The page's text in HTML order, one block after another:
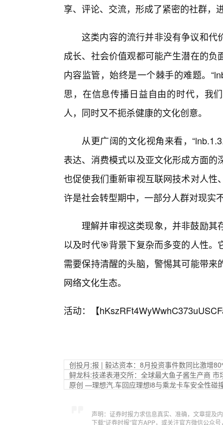
享、评论、交流，形成了紧密的社群，
这类内容的流行并非没有争议和代
成长、社会价值观都可能产生潜在的
内容监管，始终是一个棘手的难题。
思，在信息传播日益自由的时代，我
人，同时又不扼杀健康的文化创意。
从更广阔的文化视角来看，
表达、消费模式以及亚文化形成方面
也促使我们重新审视互联网技术对人
许是社会转型期中，一部分人群对现实
理解并审视这类现象，并非鼓励其
以及时代🎯背景下复杂而多变的人性
需要保持清醒的头脑，警惕其可能带
网络文化生态。
活动：【
创投月;报 | 毅达资本：8月投资事件数同比激增
鲟龙科:技递表港交所：全球最大鱼子酱生产商 市
原创 —理想汽.车回应理想i8与乘龙卡车安全性碰
声明：证券时报力求信息真实、准确，文章提及
下载“证券时报”官方APP，或关注官方微信公众